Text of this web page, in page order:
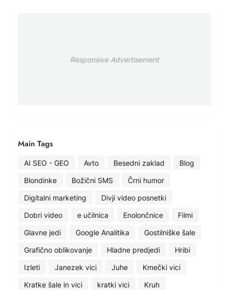
Responsive Advertisement
Main Tags
AI SEO - GEO Avto Besedni zaklad
Blog
Blondinke
Božični SMS
Črni humor
Digitalni marketing
Divji video posnetki
Dobri video
e učilnica Enolončnice
Filmi
Glavne jedi
Google Analitika
Gostilniške šale
Grafično oblikovanje
Hladne predjedi
Hribi
Izleti
Janezek vici Juhe
Kmečki vici
Kratke šale in vici
kratki vici
Kruh